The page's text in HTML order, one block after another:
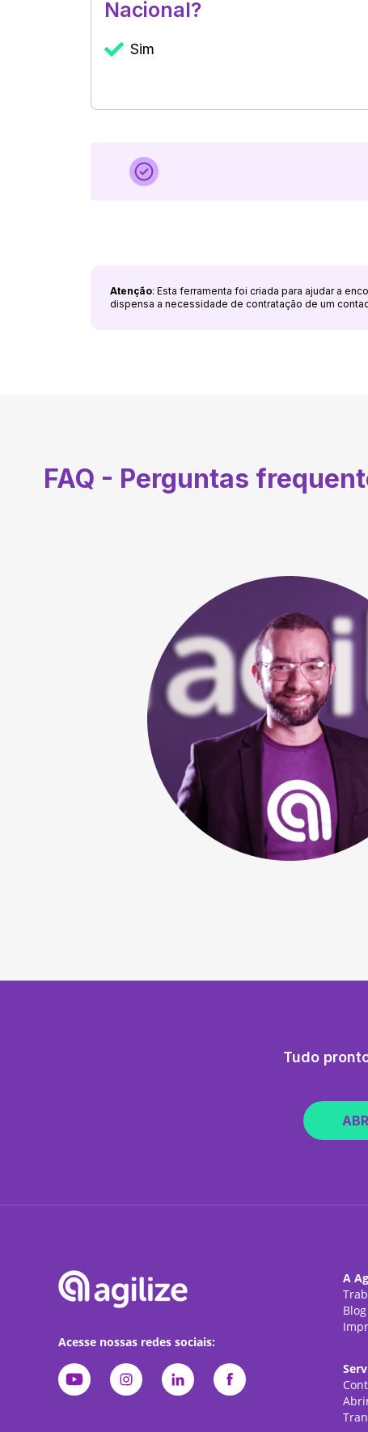
Nacional?
Sim
Atenção: Esta ferramenta foi criada para ajudar a
dispensa a necessidade de contratação de um
FAQ - Perguntas
Tudo
Acesse nossas redes sociais:
A
Blog